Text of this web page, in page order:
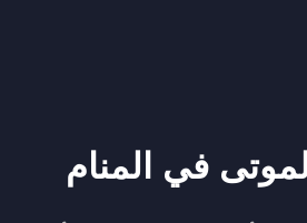
في المنام